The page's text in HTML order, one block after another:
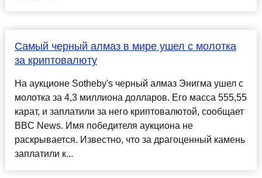
Самый черный алмаз в мире ушел с молотка
за криптовалюту
На аукционе Sotheby's черный алмаз Энигма ушел с
молотка за 4,3 миллиона долларов. Его масса 555,55
карат, и заплатили за него криптовалютой, сообщает
BBC News. Имя победителя аукциона не
раскрывается. Известно, что за драгоценный камень
заплатили к...